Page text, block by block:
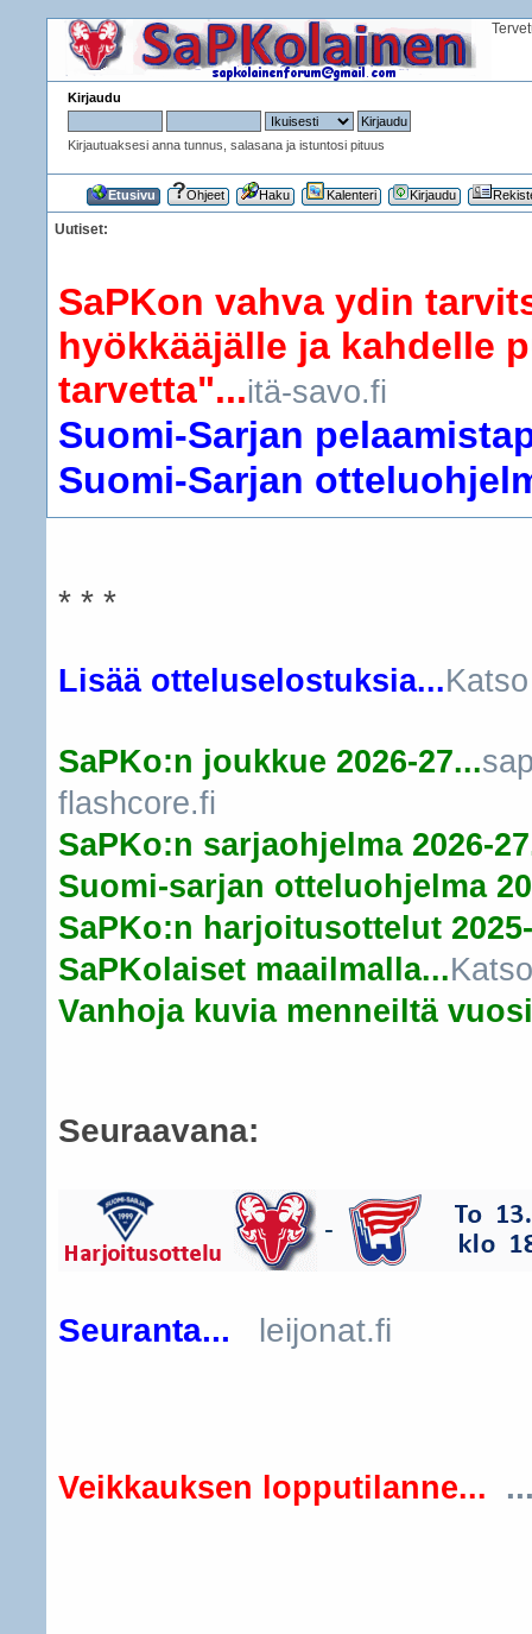
Kirjaudu
Kirjautuaksesi anna tunnus, salasana ja istuntosi pituus
Etusivu Ohjeet Haku Kalenteri Kirjaudu
Uutiset:
SaPKon vahva ydin
hyökkääjälle ja kahdelle
tarvetta"...itä-savo.fi
Suomi-Sarjan
Suomi-Sarjan
* * *
Lisää otteluselostuksia...
SaPKo:n joukkue 2026-27...
flashcore.fi
SaPKo:n sarjaohjelma 2026-
Suomi-sarjan otteluohjelma
SaPKo:n harjoitusottelut
SaPKolaiset maailmalla...
Vanhoja kuvia menneiltä
Seuraavana:
Seuranta... leijonat.fi
Veikkauksen lopputilanne...